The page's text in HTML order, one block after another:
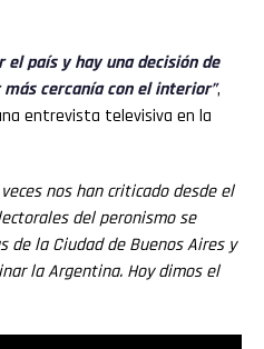
el país y hay una decisión de
cercanía con el interior”,
entrevista televisiva en la
veces nos han criticado desde el
del peronismo se
de la Ciudad de Buenos Aires y
la Argentina. Hoy dimos el